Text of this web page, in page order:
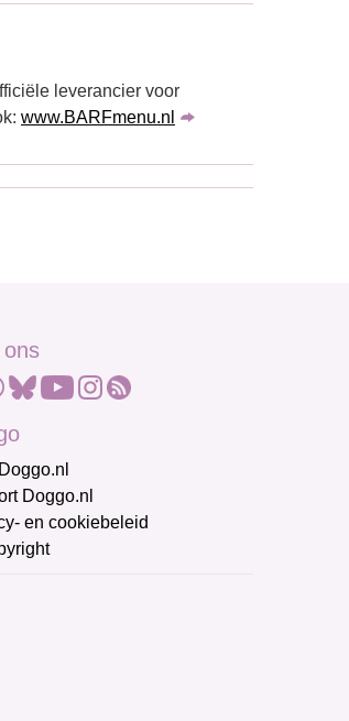
leverancier voor
www.BARFmenu.nl
ons
Doggo.nl
en cookiebeleid